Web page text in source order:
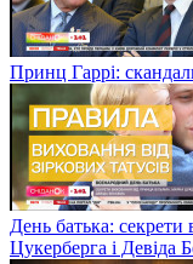
Принц Гаррі:
День батька:
Цукерберга і Девіда